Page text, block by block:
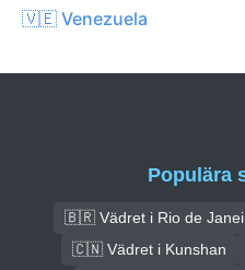
🇻🇪 Venezuela
Populära
🇧🇷 Vädret i Rio de
🇨🇳 Vädret i Kunshan